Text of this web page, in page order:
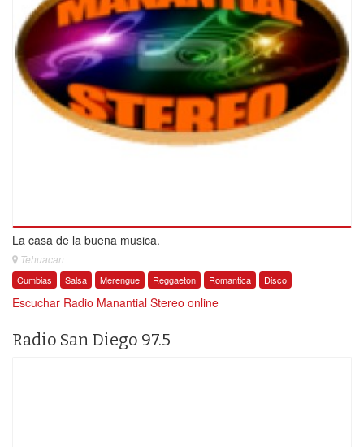
La casa de la buena musica.
Tehuacan
Cumbias Salsa Merengue Reggaeton Romantica Disco
Escuchar Radio Manantial Stereo online
Radio San Diego 97.5